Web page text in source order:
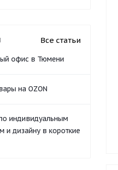
Все статьи
офис в Тюмени
на OZON
индивидуальным
и дизайну в короткие